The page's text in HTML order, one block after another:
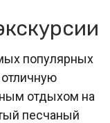
популярных
отличную
отдыхом на
песчаный